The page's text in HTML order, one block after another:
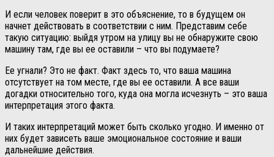
И если человек поверит в это объяснение, то в будущем он
начнет действовать в соответствии с ним. Представим себе
такую ситуацию: выйдя утром на улицу вы не обнаружите свою
машину там, где вы ее оставили – что вы подумаете?
Ее угнали? Это не факт. Факт здесь то, что ваша машина
отсутствует на том месте, где вы ее оставили. А все ваши
догадки относительно того, куда она могла исчезнуть – это ваша
интерпретация этого факта.
И таких интерпретаций может быть сколько угодно. И именно от
них будет зависеть ваше эмоциональное состояние и ваши
дальнейшие действия.